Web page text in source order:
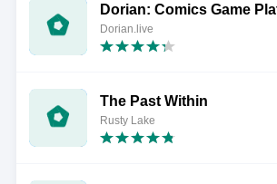
Dorian: Comics Game
Dorian.live
The Past Within
Rusty Lake